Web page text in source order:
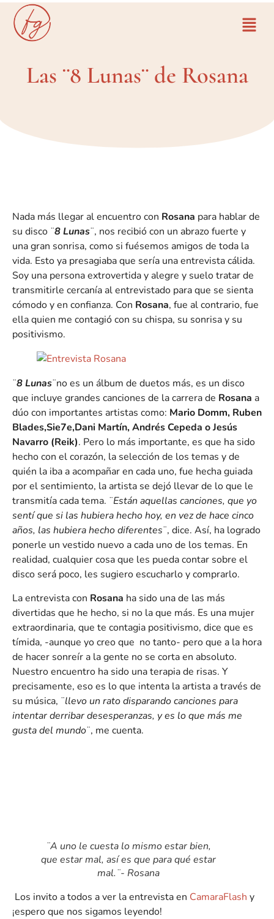
Las ¨8 Lunas¨ de Rosana
Nada más llegar al encuentro con Rosana para hablar de
su disco ¨8 Lunas¨, nos recibió con un abrazo fuerte y
una gran sonrisa, como si fuésemos amigos de toda la
vida. Esto ya presagiaba que sería una entrevista cálida.
Soy una persona extrovertida y alegre y suelo tratar de
transmitirle cercanía al entrevistado para que se sienta
cómodo y en confianza. Con Rosana, fue al contrario, fue
ella quien me contagió con su chispa, su sonrisa y su
positivismo.
¨8 Lunas¨no es un álbum de duetos más, es un disco
que incluye grandes canciones de la carrera de Rosana a
dúo con importantes artistas como: Mario Domm, Ruben
Blades,Sie7e,Dani Martín, Andrés Cepeda o Jesús
Navarro (Reik). Pero lo más importante, es que ha sido
hecho con el corazón, la selección de los temas y de
quién la iba a acompañar en cada uno, fue hecha guiada
por el sentimiento, la artista se dejó llevar de lo que le
transmitía cada tema. ¨Están aquellas canciones, que yo
sentí que si las hubiera hecho hoy, en vez de hace cinco
años, las hubiera hecho diferentes¨, dice. Así, ha logrado
ponerle un vestido nuevo a cada uno de los temas. En
realidad, cualquier cosa que les pueda contar sobre el
disco será poco, les sugiero escucharlo y comprarlo.
La entrevista con Rosana ha sido una de las más
divertidas que he hecho, si no la que más. Es una mujer
extraordinaria, que te contagia positivismo, dice que es
tímida, -aunque yo creo que no tanto- pero que a la hora
de hacer sonreír a la gente no se corta en absoluto.
Nuestro encuentro ha sido una terapia de risas. Y
precisamente, eso es lo que intenta la artista a través de
su música, ¨llevo un rato disparando canciones para
intentar derribar desesperanzas, y es lo que más me
gusta del mundo¨, me cuenta.
¨A uno le cuesta lo mismo estar bien,
que estar mal, así es que para qué estar
mal.¨- Rosana
Los invito a todos a ver la entrevista en CamaraFlash y
¡espero que nos sigamos leyendo!